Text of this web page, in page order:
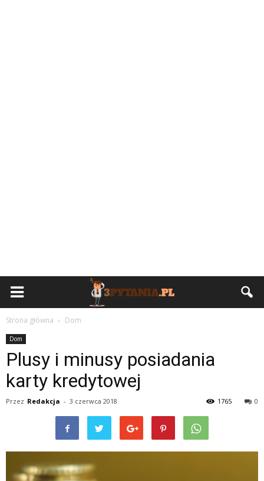
Strona główna Dom
Dom
Plusy i minusy posiadania
karty kredytowej
Przez Redakcja - 3 czerwca 2018 0
1765